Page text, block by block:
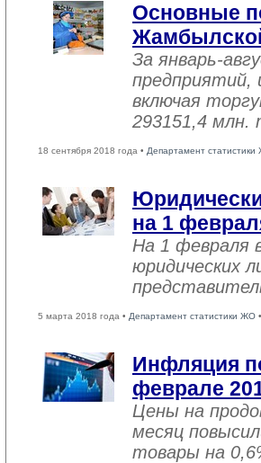
Основные
За январь-
предприятий,
включая
293151,4 млн.
18 сентября 2018 года • Департамент
на 1
На 1 февраля
юридических
5 марта 2018 года • Департамент статистики ЖО
Инфляция
феврале
Цены на
месяц
товары на